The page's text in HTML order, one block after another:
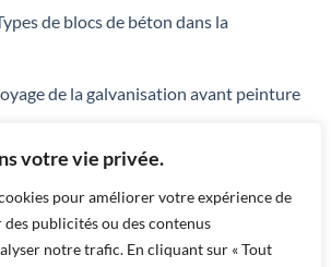
votre vie privée.
pour améliorer votre expérience de
publicités ou des contenus
notre trafic. En cliquant sur « Tout
de blocs de béton dans la
de la galvanisation avant peinture